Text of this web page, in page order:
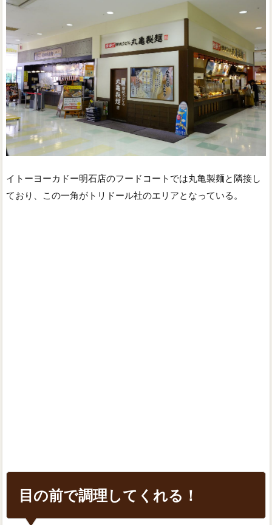
イトーヨーカドー明石店のフードコートでは丸亀製麺と隣接し
ており、この一角がトリドール社のエリアとなっている。
目の前で調理してくれる！